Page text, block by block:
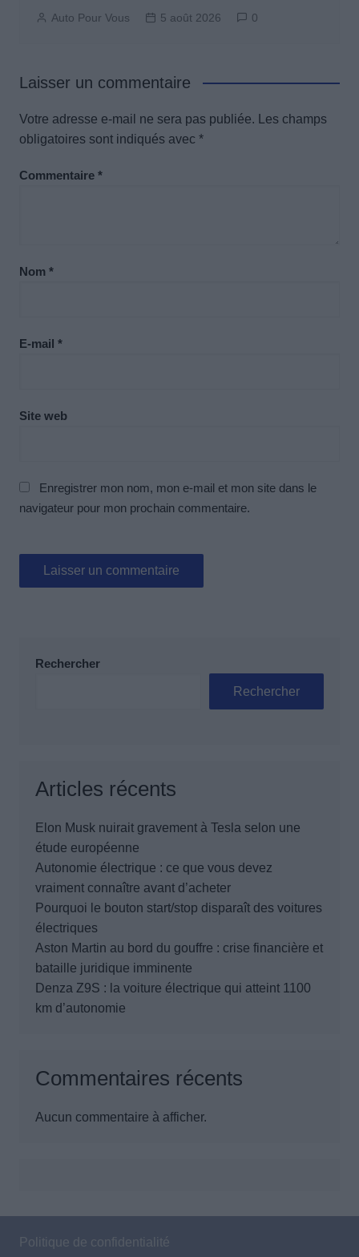
Auto Pour Vous 5 août 2026 0
Laisser un commentaire
Votre adresse e-mail ne sera pas publiée.
Les champs
obligatoires sont indiqués avec *
Commentaire *
Nom *
E-mail *
Site web
Enregistrer mon nom, mon e-mail et mon site dans le
navigateur pour mon prochain commentaire.
Rechercher
Rechercher
Articles récents
Elon Musk nuirait gravement à Tesla selon une
étude européenne
Autonomie électrique : ce que vous devez
vraiment connaître avant d’acheter
Pourquoi le bouton start/stop disparaît des voitures
électriques
Aston Martin au bord du gouffre : crise financière et
bataille juridique imminente
Denza Z9S : la voiture électrique qui atteint 1100
km d’autonomie
Commentaires récents
Aucun commentaire à afficher.
Politique de confidentialité